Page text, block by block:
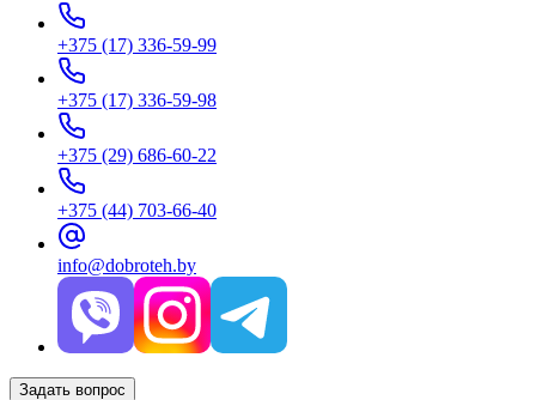
+375 (17) 336-59-99
+375 (17) 336-59-98
+375 (29) 686-60-22
+375 (44) 703-66-40
info@dobroteh.by
Задать вопрос